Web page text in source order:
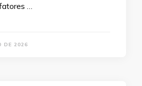
…
DE 2026